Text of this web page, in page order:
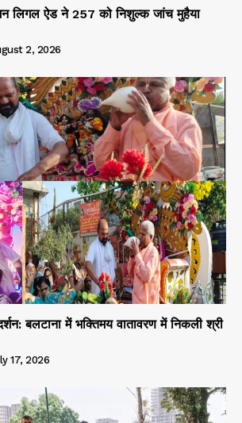
लिगल ऐड ने 257 को निशुल्क जांच मुहैया
2, 2026
बलटाना में भक्तिमय वातावरण में निकली श्री
17, 2026